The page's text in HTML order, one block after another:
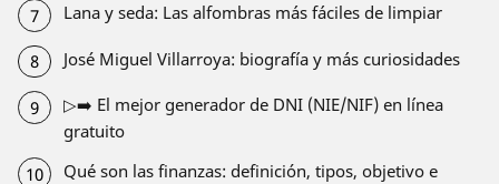
Lana y seda: Las alfombras más fáciles de limpiar
José Miguel Villarroya: biografía y más curiosidades
▷➡️ El mejor generador de DNI (NIE/NIF) en línea
gratuito
Qué son las finanzas: definición, tipos, objetivo e